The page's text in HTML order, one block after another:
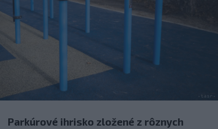
Parkúrové ihrisko zložené z rôznych